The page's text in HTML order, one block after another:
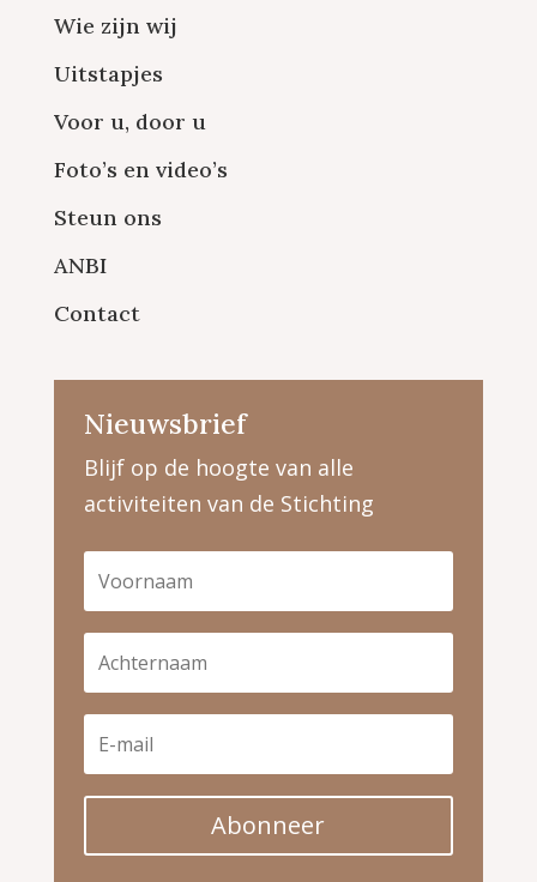
Wie zijn wij
Uitstapjes
Voor u, door u
Foto’s en video’s
Steun ons
ANBI
Contact
Nieuwsbrief
Blijf op de hoogte van alle
activiteiten van de Stichting
Abonneer